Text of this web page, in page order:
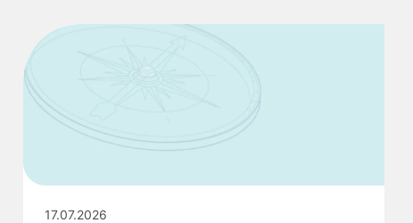
17.07.2026